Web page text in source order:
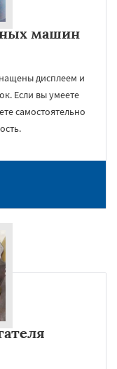
машин
дисплеем и
Если вы умеете
самостоятельно